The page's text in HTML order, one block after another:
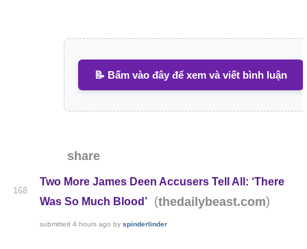
📝 Bấm vào đây để xem và viết bình luận
share
168
Two More James Deen Accusers Tell All: ‘There
Was So Much Blood’
(thedailybeast.com)
submitted4 hours ago byspinderlinder